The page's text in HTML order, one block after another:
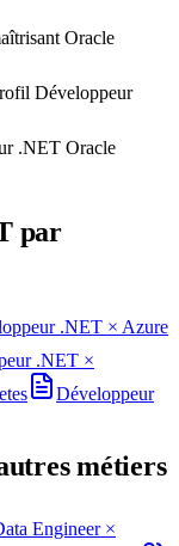
Oracle
Développeur
.NET Oracle
par
.NET × Azure
.NET ×
Développeur
métiers
Engineer×